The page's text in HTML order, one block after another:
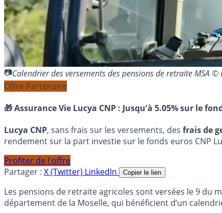
Calendrier des versements des pensions de retraite MSA
Offre Partenaire
🎁 Assurance Vie Lucya CNP : Jusqu'à 5.05% sur le
Lucya CNP, sans frais sur les versements, des frais de
rendement sur la part investie sur le fonds euros CNP
Profiter de l'offre
Partager : X (Twitter) LinkedIn Copier le lien
Les pensions de retraite agricoles sont versées le 9 du
département de la Moselle, qui bénéficient d’un